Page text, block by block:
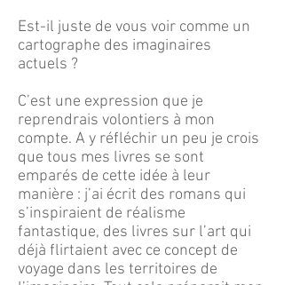
Est-il juste de vous voir comme un
cartographe des imaginaires
actuels ?
C’est une expression que je
reprendrais volontiers à mon
compte. A y réfléchir un peu je crois
que tous mes livres se sont
emparés de cette idée à leur
manière : j’ai écrit des romans qui
s’inspiraient de réalisme
fantastique, des livres sur l’art qui
déjà flirtaient avec ce concept de
voyage dans les territoires de